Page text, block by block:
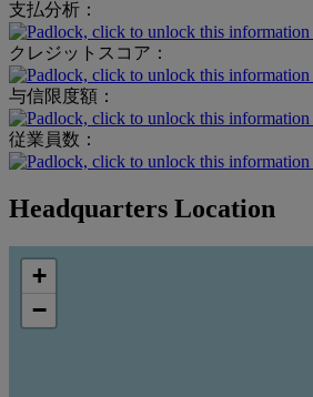
支払分析：
クレジットスコア：
与信限度額：
従業員数：
Headquarters Location
+
−